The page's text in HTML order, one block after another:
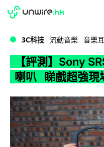
WWDC 2026
3C科技 流動音樂 音樂
【評測】Sony
喇叭 睇戲超強現